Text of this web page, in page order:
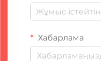
Хабарлама